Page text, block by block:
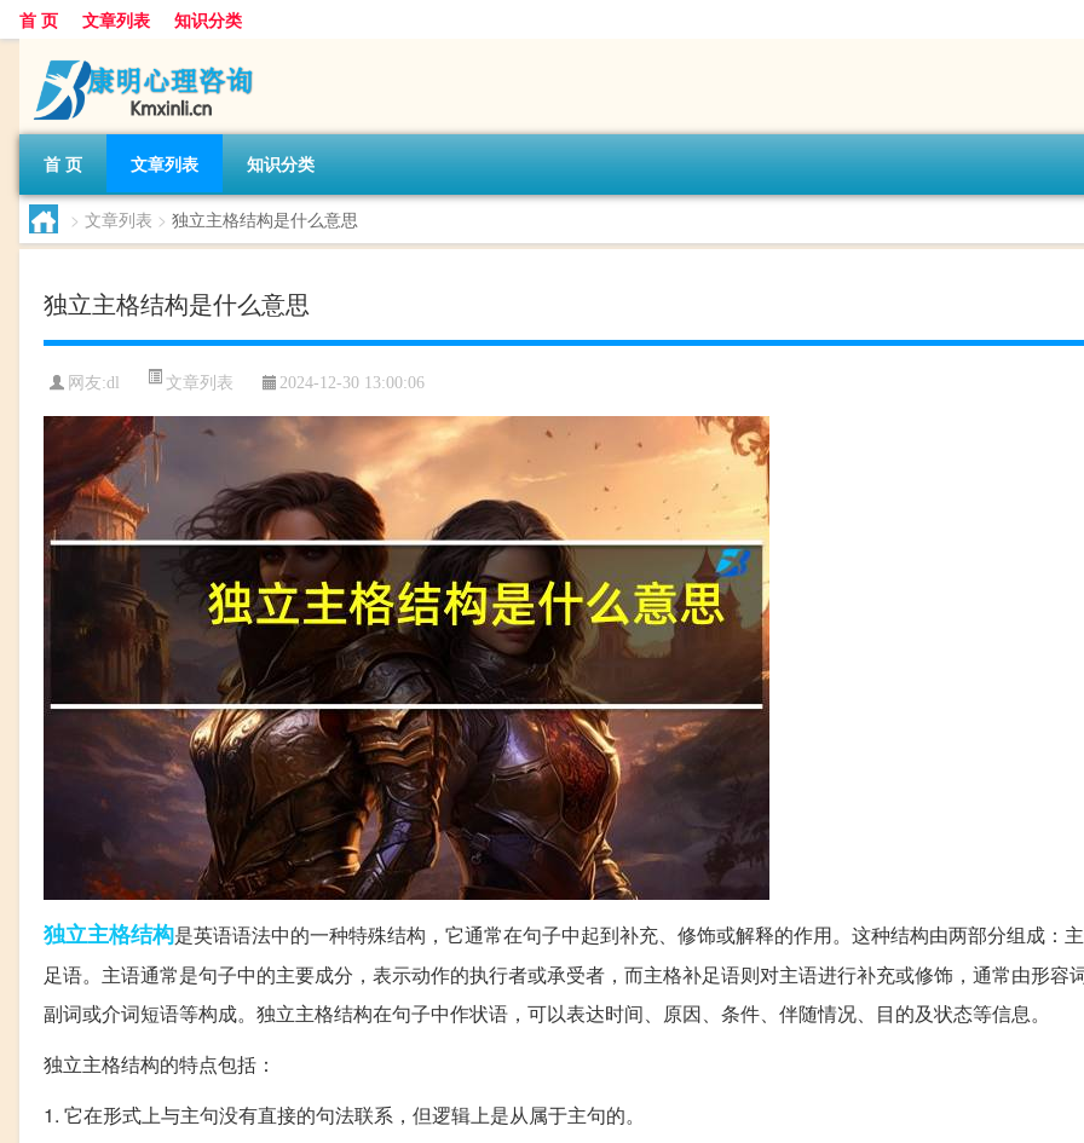
首 页 文章列表 知识分类
首 页 文章列表 知识分类
> 文章列表 > 独立主格结构是什么意思
独立主格结构是什么意思
网友:dl 文章列表 2024-12-30 13:00:06
独立主格结构是英语语法中的一种特殊结构，它通常在句子中起到补充、修饰或解释的作用。这种结构由两部分组成：
足语。主语通常是句子中的主要成分，表示动作的执行者或承受者，而主格补足语则对主语进行补充或修饰，通常由形容词
副词或介词短语等构成。独立主格结构在句子中作状语，可以表达时间、原因、条件、伴随情况、目的及状态等信息。
独立主格结构的特点包括：
1. 它在形式上与主句没有直接的句法联系，但逻辑上是从属于主句的。